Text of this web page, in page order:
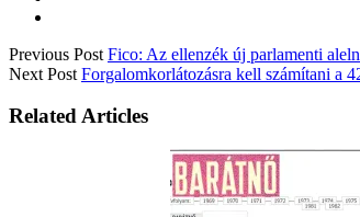
Previous Post Fico: Az ellenzék új parlamenti
Next Post Forgalomkorlátozásra kell számítani a
Related Articles